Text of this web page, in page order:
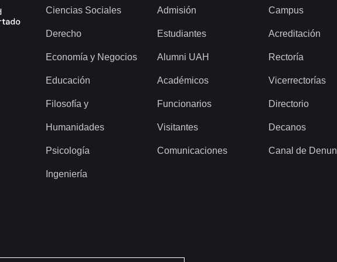
Ciencias Sociales
Derecho
Economía y Negocios
Educación
Filosofía y
Humanidades
Psicología
Ingeniería
Admisión
Estudiantes
Alumni UAH
Académicos
Funcionarios
Visitantes
Comunicaciones
Campus
Acreditación
Rectoría
Vicerrectorías
Directorio
Decanos
Canal de